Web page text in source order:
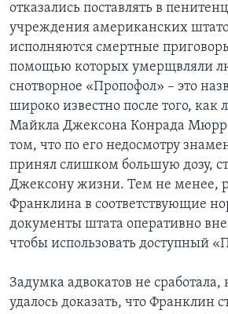
отказались поставлять в
учреждения американских
исполняются смертные
помощью которых умерщвляли
снотворное «Пропофол» – это
широко известно после того, как
Майкла Джексона Конрада
том, что по его недосмотру
принял слишком большую дозу,
Джексону жизни. Тем не менее,
Франклина в соответствующие
документы штата оперативно
чтобы использовать доступный
Задумка адвокатов не сработала,
удалось доказать, что Франклин